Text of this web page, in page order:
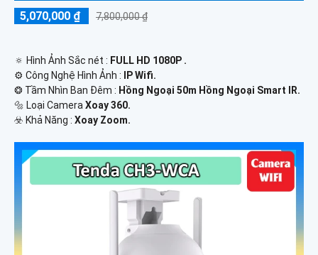
5,070,000 ₫ 7,800,000 ₫
🔅 Hình Ảnh Sắc nét : FULL HD 1080P .
⚙ Công Nghệ Hình Ảnh : IP Wifi.
❂ Tầm Nhìn Ban Đêm : Hồng Ngoại 50m Hồng Ngoại Smart IR.
🔩 Loại Camera Xoay 360.
️☣️ Khả Năng : Xoay Zoom.